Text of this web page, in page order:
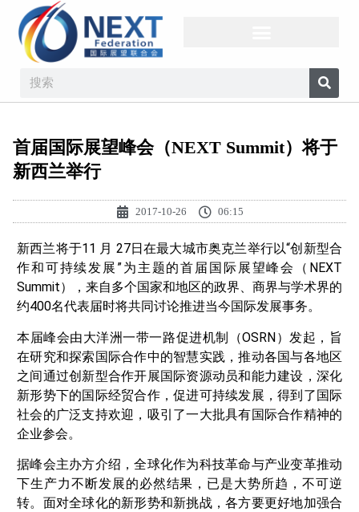
首届国际展望峰会（NEXT Summit）将于
新西兰举行
2017-10-26 06:15
新西兰将于11 月 27日在最大城市奥克兰举行以“创新型合
作和可持续发展”为主题的首届国际展望峰会（NEXT
Summit），来自多个国家和地区的政界、商界与学术界的
约400名代表届时将共同讨论推进当今国际发展事务。
本届峰会由大洋洲一带一路促进机制（OSRN）发起，旨
在研究和探索国际合作中的智慧实践，推动各国与各地区
之间通过创新型合作开展国际资源动员和能力建设，深化
新形势下的国际经贸合作，促进可持续发展，得到了国际
社会的广泛支持欢迎，吸引了一大批具有国际合作精神的
企业参会。
据峰会主办方介绍，全球化作为科技革命与产业变革推动
下生产力不断发展的必然结果，已是大势所趋，不可逆
转。面对全球化的新形势和新挑战，各方要更好地加强合